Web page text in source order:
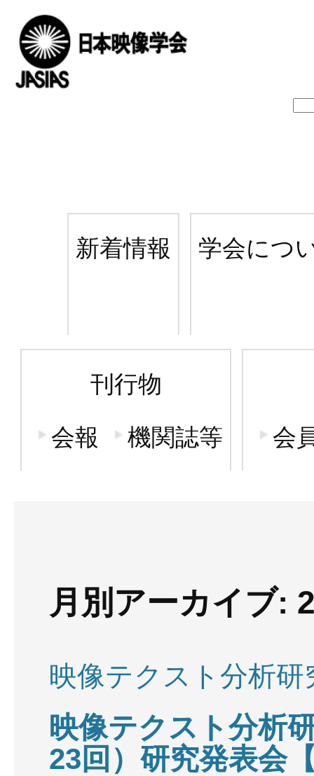
新着情報 学会につ
刊行物
会報
機関誌等 会
月別アーカイブ:
映像テクスト分析研
映像テクスト分析
23回）研究発表会